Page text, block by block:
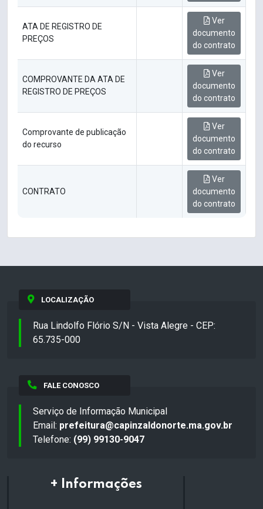
ATA DE REGISTRO DE
PREÇOS
Ver
documento
do contrato
COMPROVANTE DA ATA DE
REGISTRO DE PREÇOS
Ver
documento
do contrato
Comprovante de publicação
do recurso
Ver
documento
do contrato
CONTRATO
Ver
documento
do contrato
LOCALIZAÇÃO
Rua Lindolfo Flório S/N - Vista Alegre - CEP:
65.735-000
FALE CONOSCO
Serviço de Informação Municipal
Email: prefeitura@capinzaldonorte.ma.gov.br
Telefone: (99) 99130-9047
+ Informações